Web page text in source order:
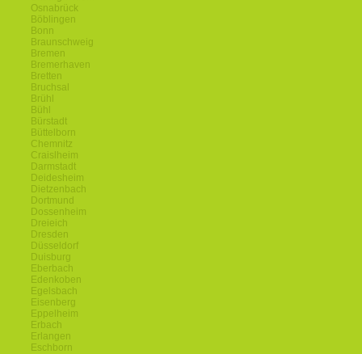
Osnabrück
Böblingen
Bonn
Braunschweig
Bremen
Bremerhaven
Bretten
Bruchsal
Brühl
Bühl
Bürstadt
Büttelborn
Chemnitz
Craislheim
Darmstadt
Deidesheim
Dietzenbach
Dortmund
Dossenheim
Dreieich
Dresden
Düsseldorf
Duisburg
Eberbach
Edenkoben
Egelsbach
Eisenberg
Eppelheim
Erbach
Erlangen
Eschborn